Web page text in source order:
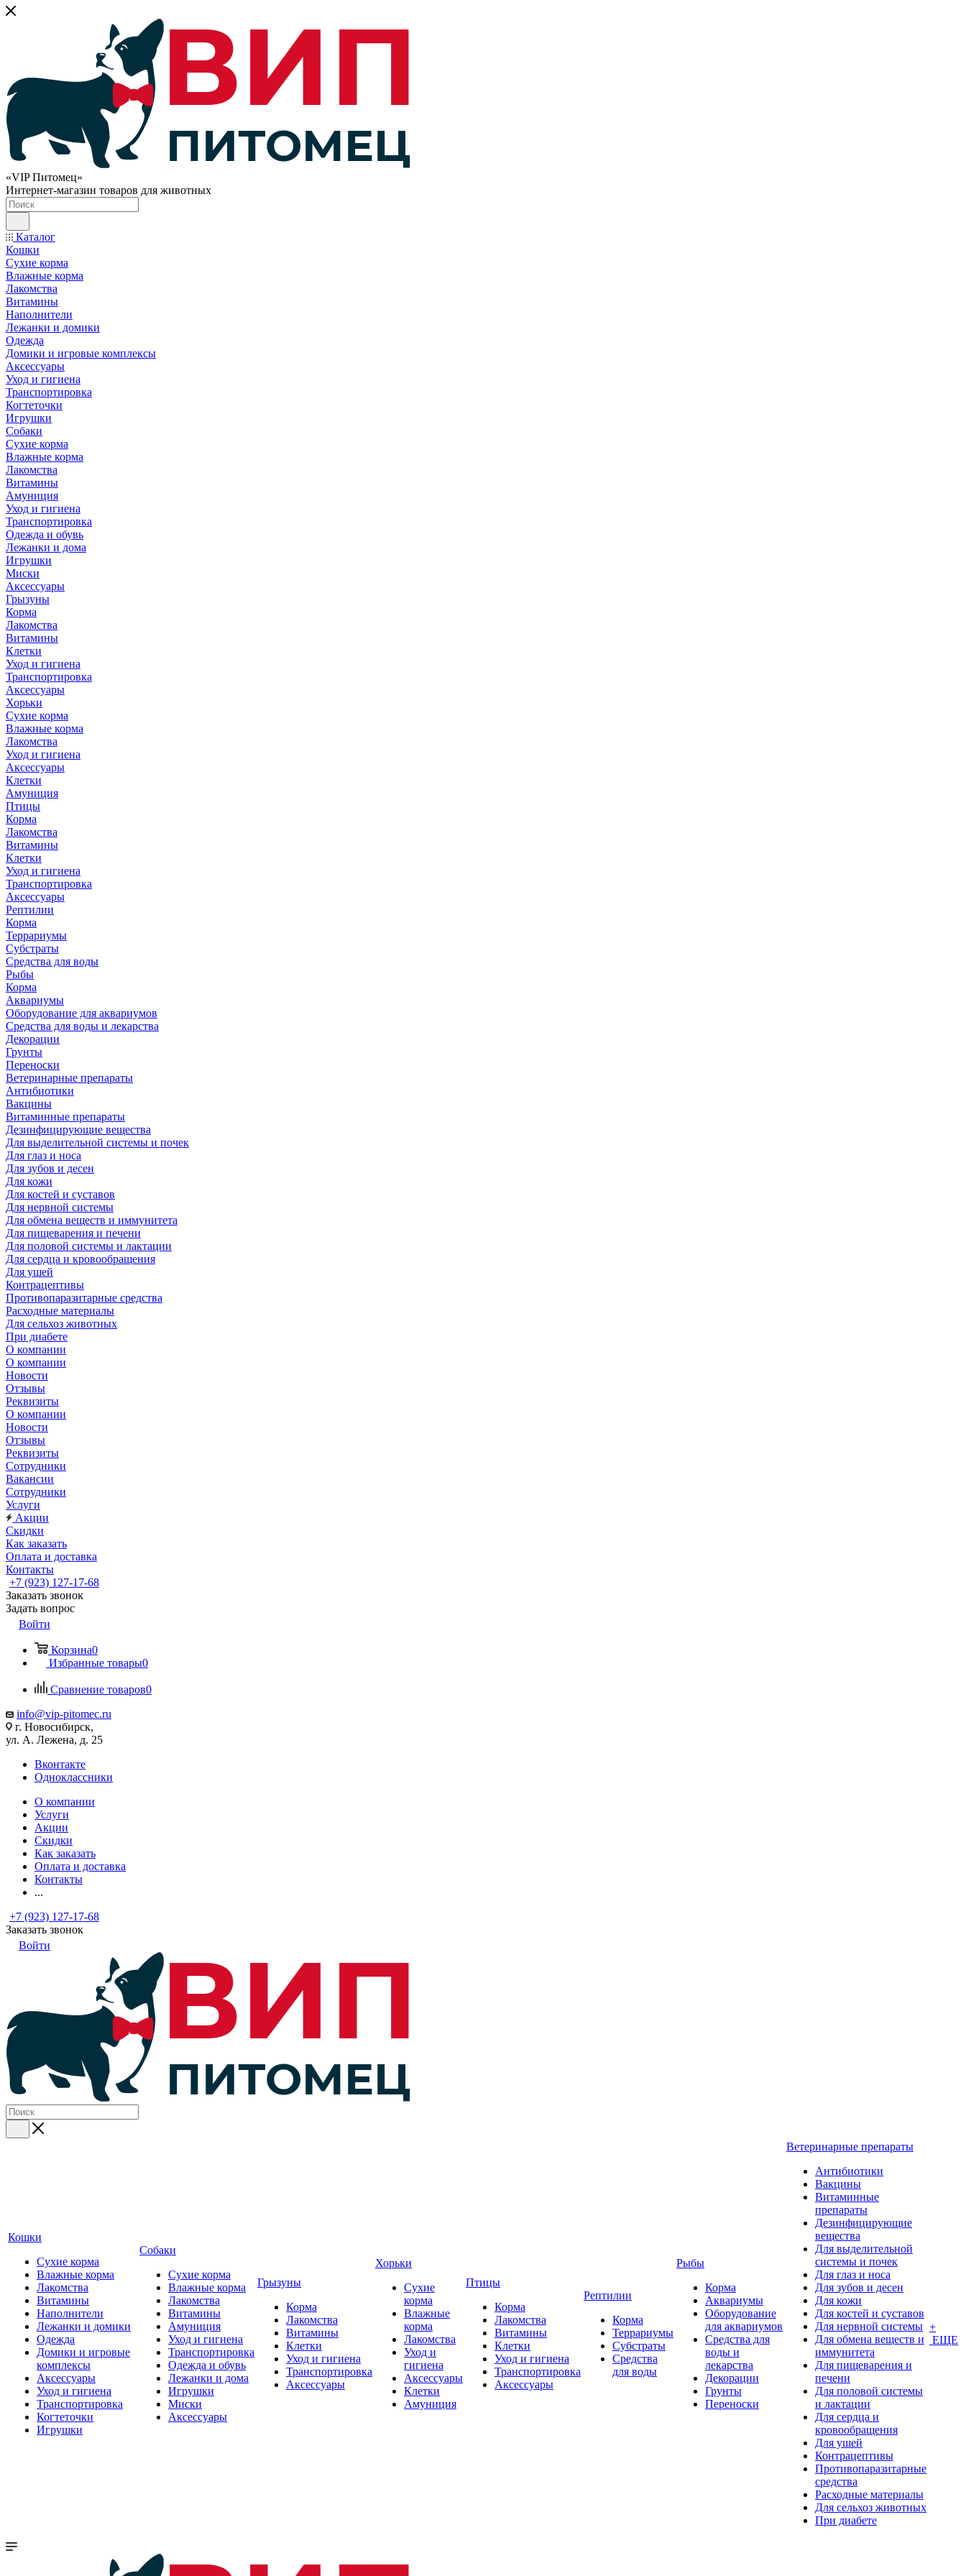
«VIP Питомец»
Интернет-магазин товаров для животных
Каталог
Кошки
Сухие корма
Влажные корма
Лакомства
Витамины
Наполнители
Лежанки и домики
Одежда
Домики и игровые комплексы
Аксессуары
Уход и гигиена
Транспортировка
Когтеточки
Игрушки
Собаки
Сухие корма
Влажные корма
Лакомства
Витамины
Амуниция
Уход и гигиена
Транспортировка
Одежда и обувь
Лежанки и дома
Игрушки
Миски
Аксессуары
Грызуны
Корма
Лакомства
Витамины
Клетки
Уход и гигиена
Транспортировка
Аксессуары
Хорьки
Сухие корма
Влажные корма
Лакомства
Уход и гигиена
Аксессуары
Клетки
Амуниция
Птицы
Корма
Лакомства
Витамины
Клетки
Уход и гигиена
Транспортировка
Аксессуары
Рептилии
Корма
Террариумы
Субстраты
Средства для воды
Рыбы
Корма
Аквариумы
Оборудование для аквариумов
Средства для воды и лекарства
Декорации
Грунты
Переноски
Ветеринарные препараты
Антибиотики
Вакцины
Витаминные препараты
Дезинфицирующие вещества
Для выделительной системы и почек
Для глаз и носа
Для зубов и десен
Для кожи
Для костей и суставов
Для нервной системы
Для обмена веществ и иммунитета
Для пищеварения и печени
Для половой системы и лактации
Для сердца и кровообращения
Для ушей
Контрацептивы
Противопаразитарные средства
Расходные материалы
Для сельхоз животных
При диабете
О компании
О компании
Новости
Отзывы
Реквизиты
О компании
Новости
Отзывы
Реквизиты
Сотрудники
Вакансии
Сотрудники
Услуги
Акции
Скидки
Как заказать
Оплата и доставка
Контакты
+7 (923) 127-17-68
Заказать звонок
Задать вопрос
Войти
Корзина0
Избранные товары0
Сравнение товаров0
info@vip-pitomec.ru
г. Новосибирск,
ул. А. Лежена, д. 25
Вконтакте
Одноклассники
О компании
Услуги
Акции
Скидки
Как заказать
Оплата и доставка
Контакты
...
+7 (923) 127-17-68
Заказать звонок
Войти
Кошки
Сухие корма
Влажные корма
Лакомства
Витамины
Наполнители
Лежанки и домики
Одежда
Домики и игровые
комплексы
Аксессуары
Уход и гигиена
Транспортировка
Когтеточки
Игрушки
Собаки
Сухие корма
Влажные корма
Лакомства
Витамины
Амуниция
Уход и гигиена
Транспортировка
Одежда и обувь
Лежанки и дома
Игрушки
Миски
Аксессуары
Грызуны
Корма
Лакомства
Витамины
Клетки
Уход и гигиена
Транспортировка
Аксессуары
Хорьки
Сухие
корма
Влажные
корма
Лакомства
Уход и
гигиена
Аксессуары
Клетки
Амуниция
Птицы
Корма
Лакомства
Витамины
Клетки
Уход и гигиена
Транспортировка
Аксессуары
Рептилии
Корма
Террариумы
Субстраты
Средства
для воды
Рыбы
Корма
Аквариумы
Оборудование
для аквариумов
Средства для
воды и
лекарства
Декорации
Грунты
Переноски
Ветеринарные препараты
Антибиотики
Вакцины
Витаминные
препараты
Дезинфицирующие
вещества
Для выделительной
системы и почек
Для глаз и носа
Для зубов и десен
Для кожи
Для костей и суставов
Для нервной системы
Для обмена веществ и
иммунитета
Для пищеварения и
печени
Для половой системы
и лактации
Для сердца и
кровообращения
Для ушей
Контрацептивы
Противопаразитарные
средства
Расходные материалы
Для сельхоз животных
При диабете
+
ЕЩЕ